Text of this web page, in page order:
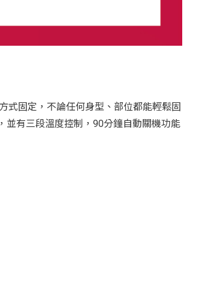
式固定，不論任何身型、部位都能輕鬆固
並有三段溫度控制，90分鐘自動關機功能